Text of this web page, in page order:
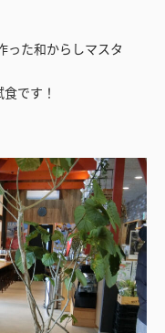
った和からしマスタ
です！